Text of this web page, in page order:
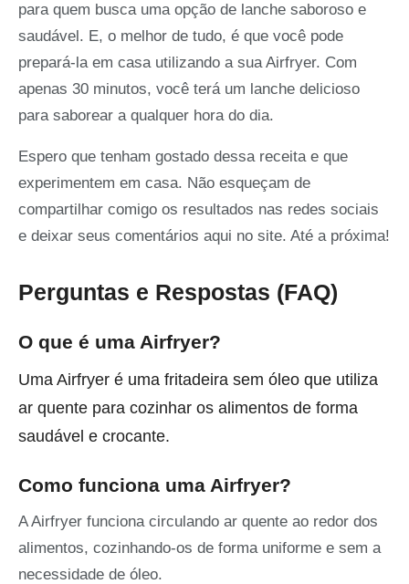
para quem busca uma opção de lanche saboroso e
saudável. E, o melhor de tudo, é que você pode
prepará-la em casa utilizando a sua Airfryer. Com
apenas 30 minutos, você terá um lanche delicioso
para saborear a qualquer hora do dia.
Espero que tenham gostado dessa receita e que
experimentem em casa. Não esqueçam de
compartilhar comigo os resultados nas redes sociais
e deixar seus comentários aqui no site. Até a próxima!
Perguntas e Respostas (FAQ)
O que é uma Airfryer?
Uma Airfryer é uma fritadeira sem óleo que utiliza
ar quente para cozinhar os alimentos de forma
saudável e crocante.
Como funciona uma Airfryer?
A Airfryer funciona circulando ar quente ao redor dos
alimentos, cozinhando-os de forma uniforme e sem a
necessidade de óleo.